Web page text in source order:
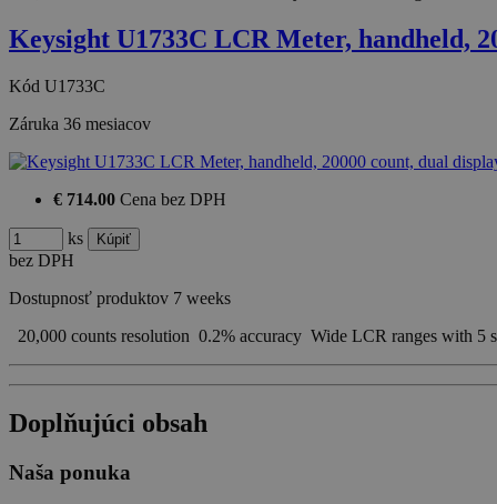
Keysight U1733C LCR Meter, handheld,
Kód U1733C
Záruka 36 mesiacov
€ 714.00 Cena bez DPH
ks
bez DPH
Dostupnosť produktov 7 weeks
20,000 counts resolution 0.2% accuracy Wide LCR ranges with 5
Doplňujúci obsah
Naša ponuka